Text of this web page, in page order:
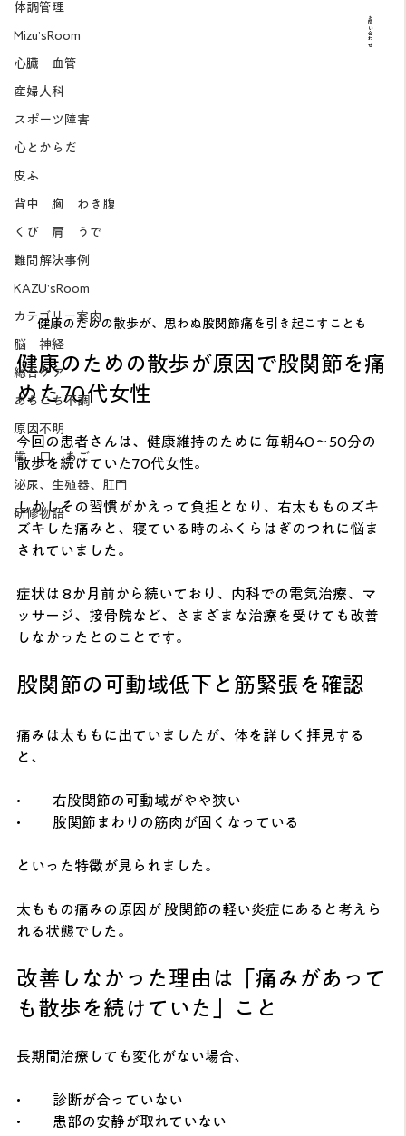
体調管理
Mizu’sRoom
心臓 血管
産婦人科
スポーツ障害
心とからだ
皮ふ
背中 胸 わき腹
くび 肩 うで
難問解決事例
KAZU’sRoom
カテゴリー案内
脳 神経
総合ケア
あちこち不調
原因不明
歯 口 あご
泌尿、生殖器、肛門
研修物語
健康のための散歩が、思わぬ股関節痛を引き起こすことも
健康のための散歩が原因で股関節を痛
めた70代女性
今回の患者さんは、健康維持のために 毎朝40〜50分の
散歩を続けていた70代女性。
しかしその習慣がかえって負担となり、右太もものズキ
ズキした痛みと、寝ている時のふくらはぎのつれに悩ま
されていました。
症状は 8か月前から続いており、内科での電気治療、マ
ッサージ、接骨院など、さまざまな治療を受けても改善
しなかったとのことです。
股関節の可動域低下と筋緊張を確認
痛みは太ももに出ていましたが、体を詳しく拝見する
と、
• 	右股関節の可動域がやや狭い
• 	股関節まわりの筋肉が固くなっている
といった特徴が見られました。
太ももの痛みの原因が 股関節の軽い炎症にあると考えら
れる状態でした。
改善しなかった理由は「痛みがあって
も散歩を続けていた」こと
長期間治療しても変化がない場合、
• 	診断が合っていない
• 	患部の安静が取れていない
お問い合わせ